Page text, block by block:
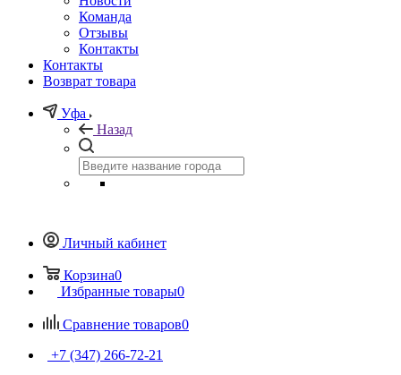
Команда
Отзывы
Контакты
Контакты
Возврат товара
Уфа
Назад
Личный кабинет
Корзина0
Избранные товары0
Сравнение товаров0
+7 (347) 266-72-21